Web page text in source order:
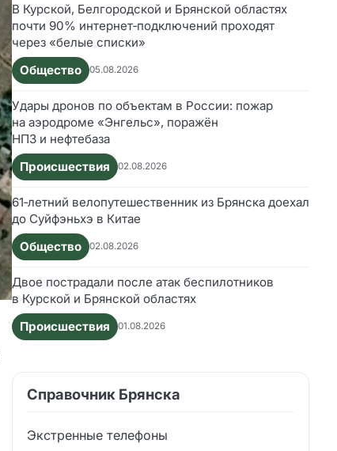
В Курской, Белгородской и Брянской областях
почти 90% интернет‑подключений проходят
через «белые списки»
Общество
05.08.2026
Удары дронов по объектам в России: пожар
на аэродроме «Энгельс», поражён
НПЗ и нефтебаза
Происшествия
02.08.2026
61‑летний велопутешественник из Брянска доехал
до Суйфэньхэ в Китае
Общество
02.08.2026
Двое пострадали после атак беспилотников
в Курской и Брянской областях
Происшествия
01.08.2026
Справочник Брянска
Экстренные телефоны